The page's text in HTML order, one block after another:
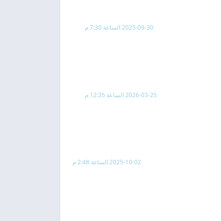
2025-09-30 الساعة 7:30 م
2026-03-25 الساعة 12:35 م
2025-10-02 الساعة 2:48 م